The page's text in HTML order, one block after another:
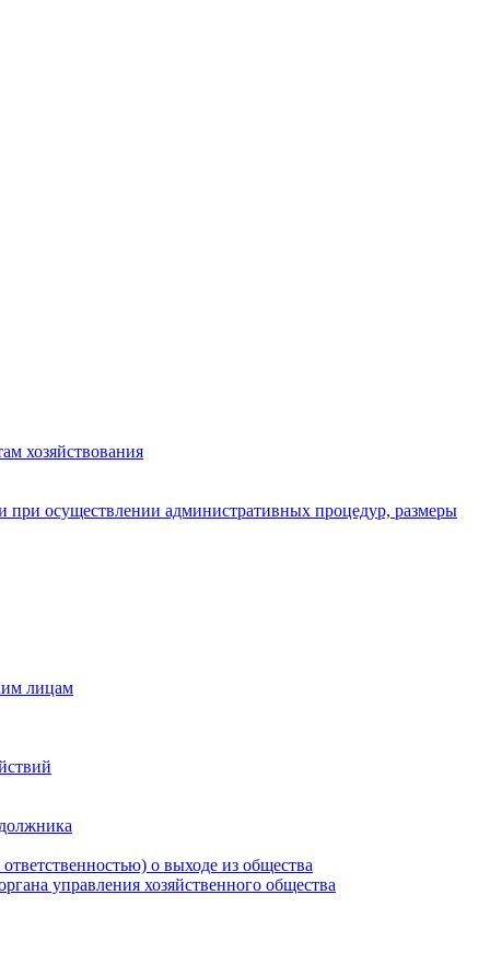
хозяйствования
осуществлении административных процедур, размеры
лицам
о выходе из общества
управления хозяйственного общества